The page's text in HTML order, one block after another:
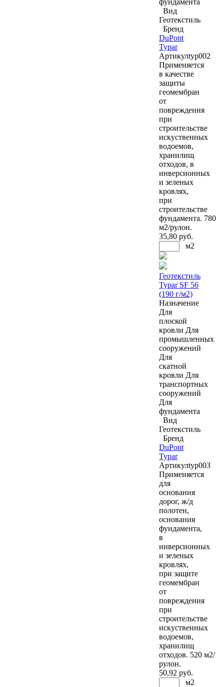
Вид
Геотекстиль
Бренд
DuPont
Typar
Артикулtyp002
Применяется
в качестве
защиты
геомембран
от
повреждения
при
строительстве
искуственных
водоемов,
хранилищ
отходов, в
инверсионных
и зеленых
кровлях,
при
строительстве
фундамента. 780
м2/рулон.
35,80 руб.
м2
Геотекстиль
Typar SF 56
(190 г/м2)
Назначение
Для
плоской
кровли Для
промышленных
сооружений
Для
скатной
кровли Для
транспортных
сооружений
Для
фундамента
Вид
Геотекстиль
Бренд
DuPont
Typar
Артикулtyp003
Применяется
для
основания
дорог, ж/д
полотен,
основания
фундамента,
в
инверсионных
и зеленых
кровлях,
при защите
геомембран
от
повреждения
при
строительстве
искуственных
водоемов,
хранилищ
отходов. 520 м2/
рулон.
50,92 руб.
м2